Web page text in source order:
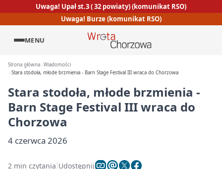
Uwaga! Upał st.3 ( 32 powiaty) (komunikat RSO)
Uwaga! Burze (komunikat RSO)
MENU
Strona główna Wiadomości
Stara stodoła, młode brzmienia - Barn Stage Festival III wraca do Chorzowa
Stara stodoła, młode brzmienia -
Barn Stage Festival III wraca do
Chorzowa
4 czerwca 2026
2 min czytania Udostępnij